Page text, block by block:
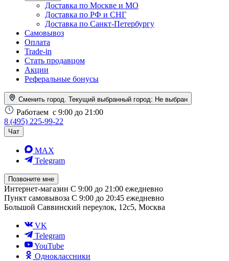
Доставка по Москве и МО
Доставка по РФ и СНГ
Доставка по Санкт-Петербургу
Самовывоз
Оплата
Trade-in
Стать продавцом
Акции
Реферальные бонусы
Сменить город. Текущий выбранный город: Не выбран
Работаем с 9:00 до 21:00
8 (495) 225-99-22
Чат
MAX
Telegram
Позвоните мне
Интернет-магазин С 9:00 до 21:00 ежедневно
Пункт самовывоза С 9:00 до 20:45 ежедневно
Большой Саввинский переулок, 12с5, Москва
VK
Telegram
YouTube
Одноклассники